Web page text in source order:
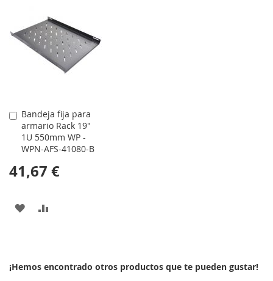
LISTA
COMPARAR
Bandeja fija para
armario Rack 19"
1U 550mm WP -
WPN-AFS-41080-B
41,67 €
Comprar
AÑADIR
LISTA
¡Hemos encontrado otros productos que te pueden gustar!